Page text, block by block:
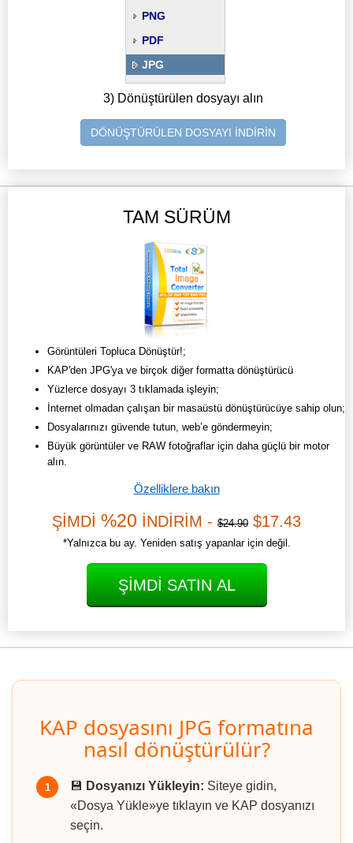
PNG
PDF
JPG
3) Dönüştürülen dosyayı alın
DÖNÜŞTÜRÜLEN DOSYAYI İNDİRİN
TAM SÜRÜM
Görüntüleri Topluca Dönüştür!;
KAP'den JPG'ya ve birçok diğer formatta dönüştürücü
Yüzlerce dosyayı 3 tıklamada işleyin;
İnternet olmadan çalışan bir masaüstü dönüştürücüye sahip olun;
Dosyalarınızı güvende tutun, web’e göndermeyin;
Büyük görüntüler ve RAW fotoğraflar için daha güçlü bir motor
alın.
Özelliklere bakın
ŞİMDİ %20 İNDİRİM - $24.90 $17.43
*Yalnızca bu ay. Yeniden satış yapanlar için değil.
ŞIMDI SATIN AL
KAP dosyasını JPG formatına
nasıl dönüştürülür?
1 💾 Dosyanızı Yükleyin: Siteye gidin,
«Dosya Yükle»ye tıklayın ve KAP dosyanızı
seçin.